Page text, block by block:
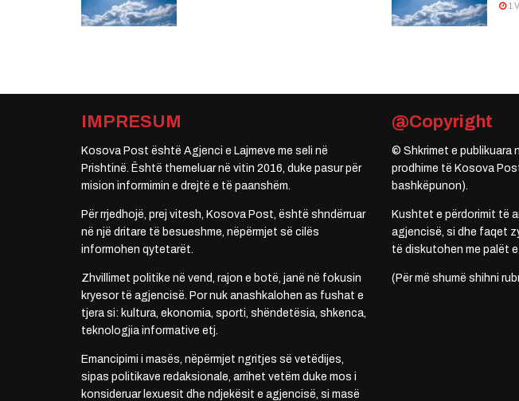
1
IMPRESUM
Kosova Post është Agjenci e Lajmeve me seli në
Prishtinë. Është themeluar në vitin 2016, duke pasur për
mision informimin e drejtë e të paanshëm.
Për rrjedhojë, prej vitesh, Kosova Post, është shndërruar
në një dritare të besueshme, nëpërmjet së cilës
informohen qytetarët.
Zhvillimet politike në vend, rajon e botë, janë në fokusin
kryesor të agjencisë. Por nuk anashkalohen as fushat e
tjera si: kultura, ekonomia, sporti, shëndetësia, shkenca,
teknologjia informative etj.
Emancipimi i masës, nëpërmjet ngritjes së vetëdijes,
sipas politikave redaksionale, arrihet vetëm duke mos i
konsideruar lexuesit dhe ndjekësit e agjencisë, si masë
@Copyright
© Shkrimet e publikuara
prodhime të Kosova
bashkëpunon).
Kushtet e përdorimit të
agjencisë, si dhe faqet
të diskutohen me palët e
(Për më shumë shihni